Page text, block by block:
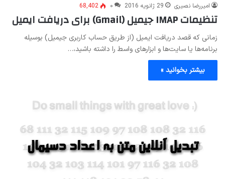
امیررضا نصیری 29 ژانویه 2016 ۰ 68,402
تنظیمات IMAP جیمیل (Gmail) برای دریافت ایمیل
زمانی که قصد دریافت ایمیل (از طریق حساب کاربری جیمیل) بوسیله
برنامه‌ها یا سایت‌ها و ابزارهای واسط را داشته باشید،…
بیشتر بخوانید »